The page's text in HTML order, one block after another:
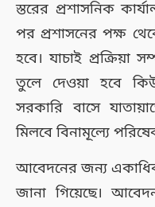
স্তরের প্রশাসনিক
পর প্রশাসনের পক্ষ
হবে। যাচাই প্রক্রিয়া
তুলে দেওয়া হবে
সরকারি বাসে
মিলবে বিনামূল্যে
আবেদনের জন্য
জানা গিয়েছে।